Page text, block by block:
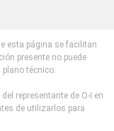
esta página se facilitan
presente no puede
técnico.
representante de O-I en
de utilizarlos para